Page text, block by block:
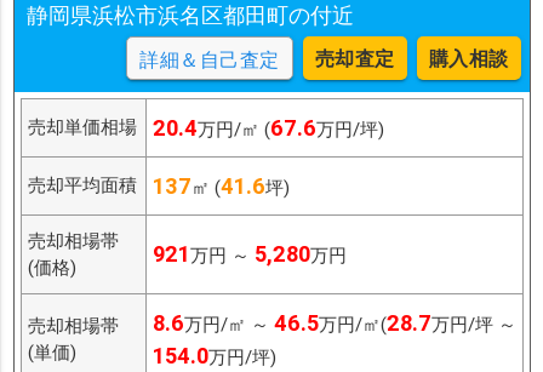
静岡県浜松市浜名区都田町の付近
詳細＆自己査定 売却査定 購入相談
売却単価相場 20.4万円/㎡ (67.6万円/坪)
売却平均面積 137㎡ (41.6坪)
売却相場帯
(価格)
921万円 ～ 5,280万円
売却相場帯
(単価)
8.6万円/㎡ ～ 46.5万円/㎡(28.7万円/坪 ～
154.0万円/坪)